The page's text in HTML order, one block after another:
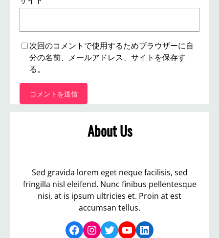
次回のコメントで使用するためブラウザーに自
分の名前、メールアドレス、サイトを保存す
る。
About Us
Sed gravida lorem eget neque facilisis, sed
fringilla nisl eleifend. Nunc finibus pellentesque
nisi, at is ipsum ultricies et. Proin at est
accumsan tellus.
Facebook Instagram Twitter YouTube LinkedIn